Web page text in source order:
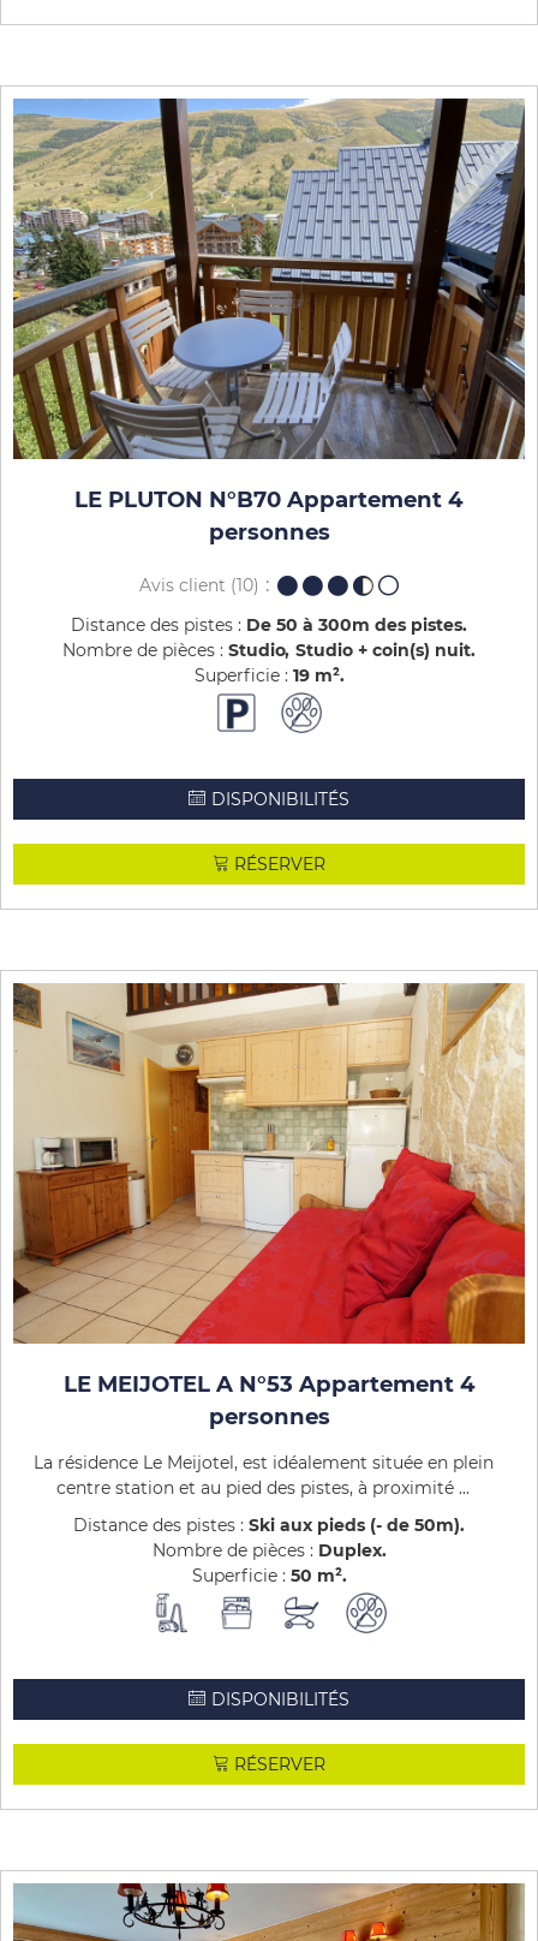
LE PLUTON N°B70 Appartement 4
personnes
Avis client (10)
Distance des pistes : De 50 à 300m des pistes
Nombre de pièces : Studio Studio + coin(s) nuit
Superficie : 19 m²
DISPONIBILITÉS
RÉSERVER
LE MEIJOTEL A N°53 Appartement 4
personnes
La résidence Le Meijotel, est idéalement située en plein
centre station et au pied des pistes, à proximité ...
Distance des pistes : Ski aux pieds (- de 50m)
Nombre de pièces : Duplex
Superficie : 50 m²
DISPONIBILITÉS
RÉSERVER